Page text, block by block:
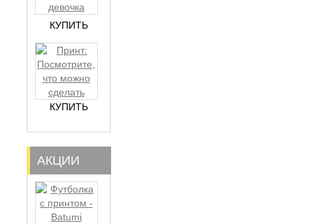
КУПИТЬ
Принт:
Посмотрите,
ч..
КУПИТЬ
АКЦИИ